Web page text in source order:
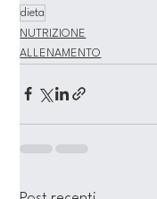
dieta
NUTRIZIONE
ALLENAMENTO